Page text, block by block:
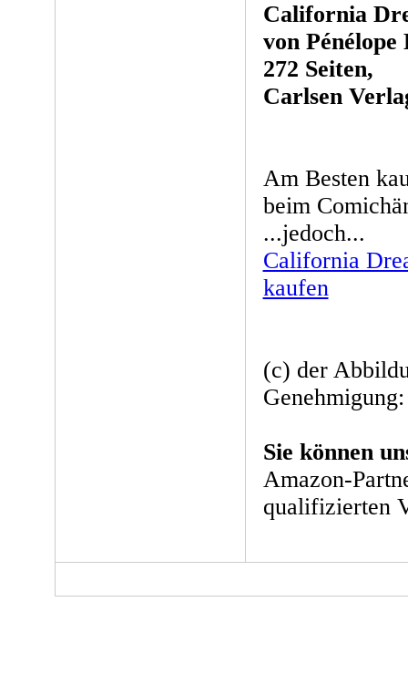
California
von Pénélope
272 Seiten,
Carlsen
Am Besten
beim
...jedoch...
California
kaufen
(c) der
Sie können
Amazon-
qualifizierten